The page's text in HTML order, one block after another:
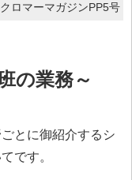
ロマーマガジンPP5号
の業務～
とに御紹介するシ
です。